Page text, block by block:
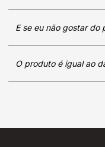
E se eu não gostar do
O produto é igual ao